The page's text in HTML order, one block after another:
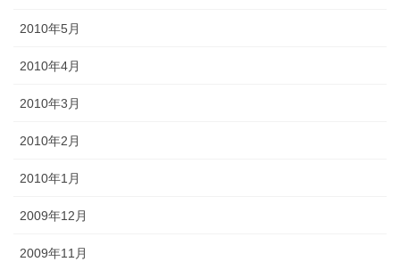
2010年5月
2010年4月
2010年3月
2010年2月
2010年1月
2009年12月
2009年11月